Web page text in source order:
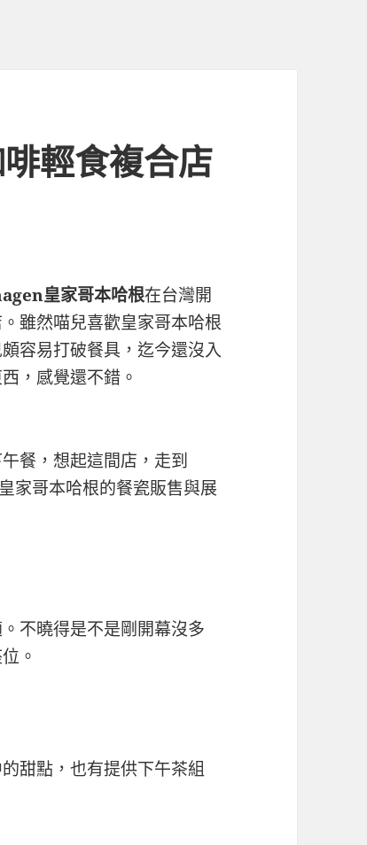
輕食複合店
皇家哥本哈根在台灣開
雖然喵兒喜歡皇家哥本哈根
容易打破餐具，迄今還沒入
，感覺還不錯。
餐，想起這間店，走到
家哥本哈根的餐瓷販售與展
不曉得是不是剛開幕沒多
。
甜點，也有提供下午茶組